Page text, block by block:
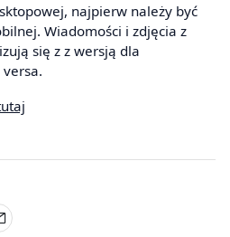
najpierw należy być
Wiadomości i zdjęcia z
się z z wersją dla